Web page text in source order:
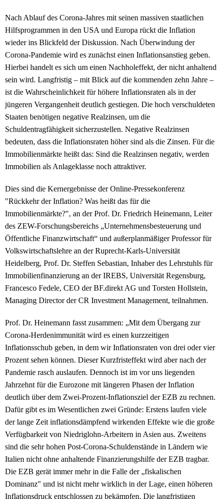
Nach Ablauf des Corona-Jahres mit seinen massiven staatlichen
Hilfsprogrammen in den USA und Europa rückt die Inflation
wieder ins Blickfeld der Diskussion. Nach Überwindung der
Corona-Pandemie wird es zunächst einen Inflationsanstieg geben.
Hierbei handelt es sich um einen Nachholeffekt, der nicht anhaltend
sein wird. Langfristig – mit Blick auf die kommenden zehn Jahre –
ist die Wahrscheinlichkeit für höhere Inflationsraten als in der
jüngeren Vergangenheit deutlich gestiegen. Die hoch verschuldeten
Staaten benötigen negative Realzinsen, um die
Schuldentragfähigkeit sicherzustellen. Negative Realzinsen
bedeuten, dass die Inflationsraten höher sind als die Zinsen. Für die
Immobilienmärkte heißt das: Sind die Realzinsen negativ, werden
Immobilien als Anlageklasse noch attraktiver.
Dies sind die Kernergebnisse der Online-Pressekonferenz
"Rückkehr der Inflation? Was heißt das für die
Immobilienmärkte?", an der Prof. Dr. Friedrich Heinemann, Leiter
des ZEW-Forschungsbereichs „Unternehmensbesteuerung und
Öffentliche Finanzwirtschaft“ und außerplanmäßiger Professor für
Volkswirtschaftslehre an der Ruprecht-Karls-Universität
Heidelberg, Prof. Dr. Steffen Sebastian, Inhaber des Lehrstuhls für
Immobilienfinanzierung an der IREBS, Universität Regensburg,
Francesco Fedele, CEO der BF.direkt AG und Torsten Hollstein,
Managing Director der CR Investment Management, teilnahmen.
Prof. Dr. Heinemann fasst zusammen: „Mit dem Übergang zur
Corona-Herdenimmunität wird es einen kurzzeitigen
Inflationsschub geben, in dem wir Inflationsraten von drei oder vier
Prozent sehen können. Dieser Kurzfristeffekt wird aber nach der
Pandemie rasch auslaufen. Dennoch ist im vor uns liegenden
Jahrzehnt für die Eurozone mit längeren Phasen der Inflation
deutlich über dem Zwei-Prozent-Inflationsziel der EZB zu rechnen.
Dafür gibt es im Wesentlichen zwei Gründe: Erstens laufen viele
der lange Zeit inflationsdämpfend wirkenden Effekte wie die große
Verfügbarkeit von Niedriglohn-Arbeitern in Asien aus. Zweitens
sind die sehr hohen Post-Corona-Schuldenstände in Ländern wie
Italien nicht ohne anhaltende Finanzierungshilfe der EZB tragbar.
Die EZB gerät immer mehr in die Falle der „fiskalischen
Dominanz" und ist nicht mehr wirklich in der Lage, einen höheren
Inflationsdruck entschlossen zu bekämpfen. Die langfristigen